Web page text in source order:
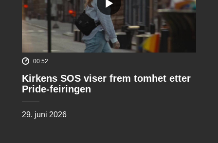
00:52
Kirkens SOS viser frem tomhet etter
Pride-feiringen
29. juni 2026